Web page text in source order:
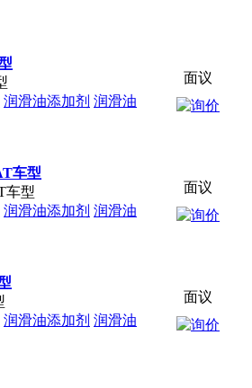
润滑油添加剂 润滑油
面议
车型
车型
润滑油添加剂 润滑油
面议
润滑油添加剂 润滑油
面议